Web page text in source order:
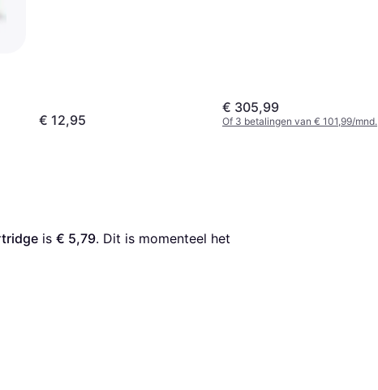
€ 12,95
€ 305,99
Of 3 betalingen van € 101,99/mnd.
is € 5,79. Dit is momenteel het